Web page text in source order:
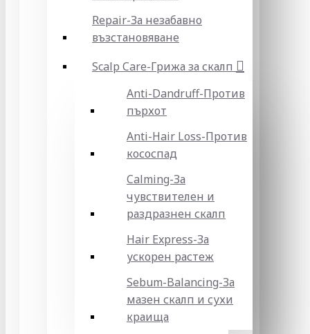
Repair-За незабавно
възстановяване
Scalp Care-Грижа за скалп
Anti-Dandruff-Против
пърхот
Anti-Hair Loss-Против
кососпад
Calming-За
чувствителен и
раздразнен скалп
Hair Express-За
ускорен растеж
Sebum-Balancing-За
мазен скалп и сухи
краища